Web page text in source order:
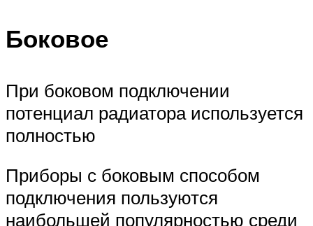
Боковое
При боковом подключении
потенциал радиатора используется
полностью
Приборы с боковым способом
подключения пользуются
наибольшей популярностью среди